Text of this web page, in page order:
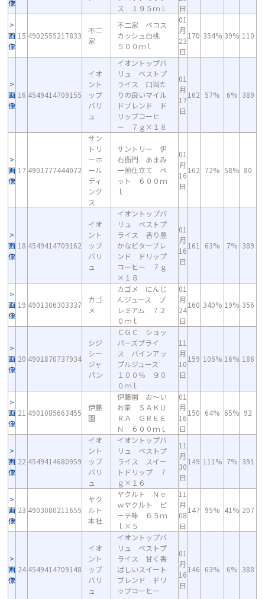
像
ス １９５ｍｌ
日
画
像
15 4902555217833
不二
家
不二家 ペコス
カッシュ白桃
５００ｍｌ
01
月
23
日
170 354% 39% 110
画
像
16 4549414709155
イオ
ント
ップ
バリ
ュ
イオントップバ
リュ ベストプ
ライス 口当た
りの良いマイル
ドブレンド ド
リップコーヒ
ー ７ｇ×１８
01
月
17
日
162 57% 6% 389
画
像
17 4901777444072
サン
トリ
ーホ
ール
ディ
ング
ス
サントリー 伊
右衛門 あまみ
一煎仕立て ペ
ット ６００ｍ
ｌ
01
月
16
日
162 72% 58% 80
画
像
18 4549414709162
イオ
ント
ップ
バリ
ュ
イオントップバ
リュ ベストプ
ライス 香り豊
かなビターブレ
ンド ドリップ
コーヒー ７ｇ
×１８
01
月
16
日
161 63% 7% 389
画
像
19 4901306303337
カゴ
メ
カゴメ にんじ
んジュース プ
レミアム ７２
０ｍｌ
01
月
24
日
160 340% 19% 356
画
像
20 4901870737934
シジ
シー
ジャ
パン
ＣＧＣ ショッ
パーズプライ
ス パインアッ
プルジュース
１００％ ９０
０ｍｌ
11
月
10
日
159 105% 16% 186
画
像
21 4901085663455
伊藤
園
伊藤園 お～い
お茶 ＳＡＫＵ
ＲＡ ＧＲＥＥ
Ｎ ６００ｍｌ
01
月
16
日
150 64% 65% 92
画
像
22 4549414680959
イオ
ント
ップ
バリ
ュ
イオントップバ
リュ ベストプ
ライス スイー
トドリップ ７
ｇ×１６
11
月
30
日
149 111% 7% 391
画
像
23 4903080211655
ヤク
ルト
本社
ヤクルト Ｎｅ
ｗヤクルト ピ
ーチ味 ６５ｍ
ｌ×５
11
月
08
日
147 95% 41% 207
画
像
24 4549414709148
イオ
ント
ップ
バリ
ュ
イオントップバ
リュ ベストプ
ライス 甘く香
ばしいスイート
ブレンド ドリ
ップコーヒー
01
月
16
日
146 63% 6% 388